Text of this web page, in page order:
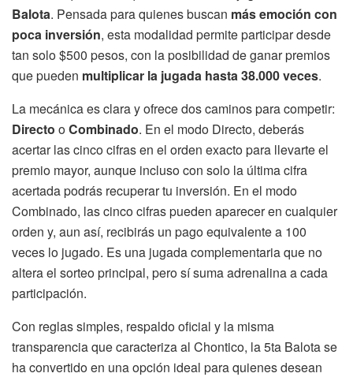
Balota. Pensada para quienes buscan más emoción con
poca inversión, esta modalidad permite participar desde
tan solo $500 pesos, con la posibilidad de ganar premios
que pueden multiplicar la jugada hasta 38.000 veces.
La mecánica es clara y ofrece dos caminos para competir:
Directo oCombinado. En el modo Directo, deberás
acertar las cinco cifras en el orden exacto para llevarte el
premio mayor, aunque incluso con solo la última cifra
acertada podrás recuperar tu inversión. En el modo
Combinado, las cinco cifras pueden aparecer en cualquier
orden y, aun así, recibirás un pago equivalente a 100
veces lo jugado. Es una jugada complementaria que no
altera el sorteo principal, pero sí suma adrenalina a cada
participación.
Con reglas simples, respaldo oficial y la misma
transparencia que caracteriza al Chontico, la 5ta Balota se
ha convertido en una opción ideal para quienes desean